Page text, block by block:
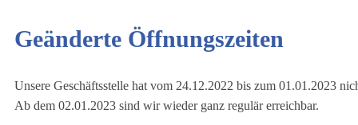
Geänderte Öffnungszeiten
Unsere Geschäftsstelle hat vom 24.12.2022 bis zum 01.01.2023
Ab dem 02.01.2023 sind wir wieder ganz regulär erreichbar.